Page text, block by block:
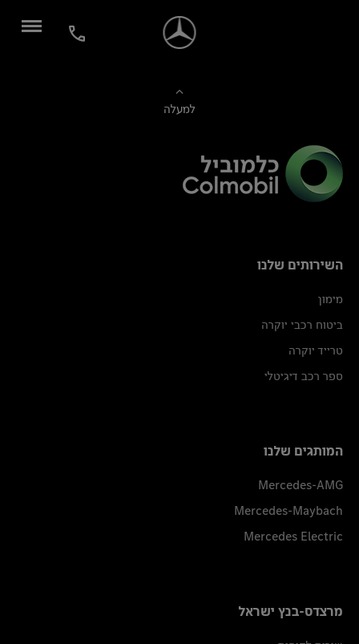
למעלה
השירותים שלנו
מימון
ביטוח רכבי יוקרה
טרייד יוקרה
ספר רכב דיגיטלי
המותגים שלנו
Mercedes-AMG
Mercedes-Maybach
Mercedes Electric
מרצדס-בנץ ישראל